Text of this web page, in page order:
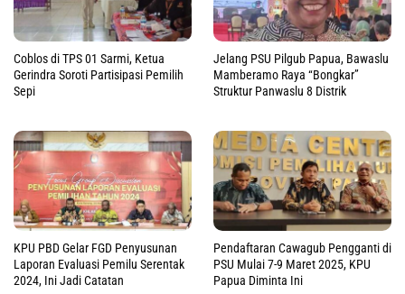
Coblos di TPS 01 Sarmi, Ketua
Gerindra Soroti Partisipasi Pemilih
Sepi
Jelang PSU Pilgub Papua, Bawaslu
Mamberamo Raya “Bongkar”
Struktur Panwaslu 8 Distrik
KPU PBD Gelar FGD Penyusunan
Laporan Evaluasi Pemilu Serentak
2024, Ini Jadi Catatan
Pendaftaran Cawagub Pengganti di
PSU Mulai 7-9 Maret 2025, KPU
Papua Diminta Ini